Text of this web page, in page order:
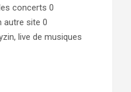
concerts 0
autre site 0
live de musiques